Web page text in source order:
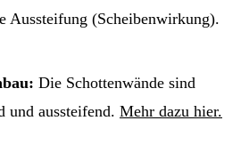
Aussteifung (Scheibenwirkung).
Die Schottenwände sind
und aussteifend. Mehr dazu hier.